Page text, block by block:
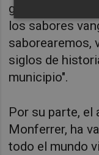
gastronómico" y
los sabores
saborearemos,
siglos de
municipio".
Por su parte, el
Monferrer, ha
todo el mundo